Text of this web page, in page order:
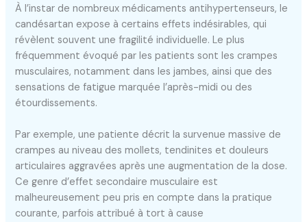
À l’instar de nombreux médicaments antihypertenseurs, le
candésartan expose à certains effets indésirables, qui
révèlent souvent une fragilité individuelle. Le plus
fréquemment évoqué par les patients sont les crampes
musculaires, notamment dans les jambes, ainsi que des
sensations de fatigue marquée l’après-midi ou des
étourdissements.
Par exemple, une patiente décrit la survenue massive de
crampes au niveau des mollets, tendinites et douleurs
articulaires aggravées après une augmentation de la dose.
Ce genre d’effet secondaire musculaire est
malheureusement peu pris en compte dans la pratique
courante, parfois attribué à tort à cause